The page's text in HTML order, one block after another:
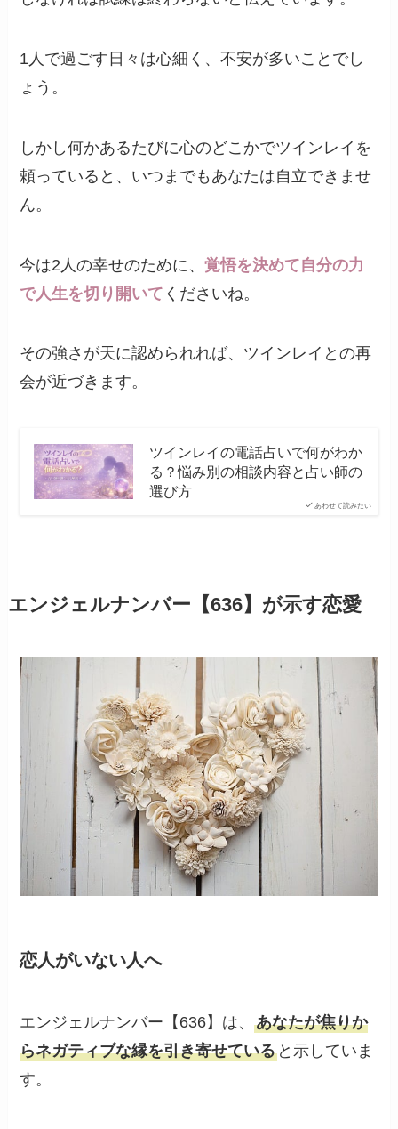
1人で過ごす日々は心細く、不安が多いことでし
ょう。
しかし何かあるたびに心のどこかでツインレイを
頼っていると、いつまでもあなたは自立できませ
ん。
今は2人の幸せのために、覚悟を決めて自分の力
で人生を切り開いて くださいね。
その強さが天に認められれば、ツインレイとの再
会が近づきます。
あわせて読みたい
ツインレイの電話占いで何がわか
る？悩み別の相談内容と占い師の
選び方
エンジェルナンバー【636】が示す恋愛
恋人がいない人へ
エンジェルナンバー【636】は、あなたが焦りか
らネガティブな縁を引き寄せている と示していま
す。